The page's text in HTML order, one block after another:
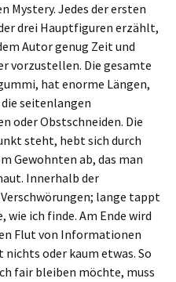
Mystery. Jedes der ersten
drei Hauptfiguren erzählt,
Autor genug Zeit und
vorzustellen. Die gesamte
hat enorme Längen,
seitenlangen
oder Obstschneiden. Die
steht, hebt sich durch
Gewohnten ab, das man
Innerhalb der
lange tappt
wie ich finde. Am Ende wird
Flut von Informationen
oder kaum etwas. So
fair bleiben möchte, muss